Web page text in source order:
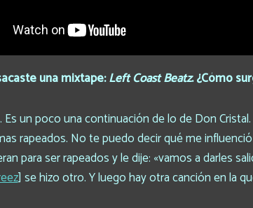
una mixtape:Left Coast Beatz. ¿Cómo
un poco una continuación de lo de Don
rapeados. No te puedo decir qué me
para ser rapeados y le dije: «vamos a darles
] se hizo otro. Y luego hay otra canción en la